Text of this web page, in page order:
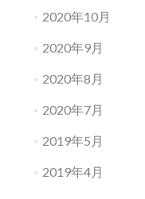
2020年10月
2020年9月
2020年8月
2020年7月
2019年5月
2019年4月